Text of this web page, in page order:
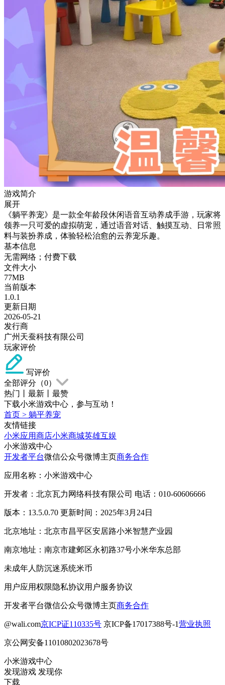
游戏简介
展开
《躺平养宠》是一款全年龄段休闲语音互动养成手游，玩家将
领养一只可爱的虚拟萌宠，通过语音对话、触摸互动、日常照
料与装扮养成，体验轻松治愈的云养宠乐趣。
基本信息
无需网络；付费下载
文件大小
77MB
当前版本
1.0.1
更新日期
2026-05-21
发行商
广州天蚕科技有限公司
玩家评价
写评价
全部评分（0）
热门
最新
最赞
下载小米游戏中心，参与互动！
首页 > 躺平养宠
友情链接
小米应用商店小米商城英雄互娱
小米游戏中心
开发者平台微信公众号微博主页商务合作
应用名称：小米游戏中心
开发者：北京瓦力网络科技有限公司 电话：010-60606666
版本：13.5.0.70 更新时间：2025年3月24日
北京地址：北京市昌平区安居路小米智慧产业园
南京地址：南京市建邺区永初路37号小米华东总部
未成年人防沉迷系统米币
用户应用权限隐私协议用户服务协议
开发者平台微信公众号微博主页商务合作
@wali.com京ICP证110335号 京ICP备17017388号-1营业执照
京公网安备11010802023678号
小米游戏中心
发现游戏 发现你
下载